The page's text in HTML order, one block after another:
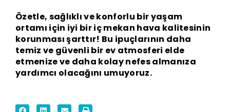
Özetle, sağlıklı ve konforlu bir yaşam
ortamı için iyi bir iç mekan hava kalitesinin
korunması şarttır! Bu ipuçlarının daha
temiz ve güvenli bir ev atmosferi elde
etmenize ve daha kolay nefes almanıza
yardımcı olacağını umuyoruz.